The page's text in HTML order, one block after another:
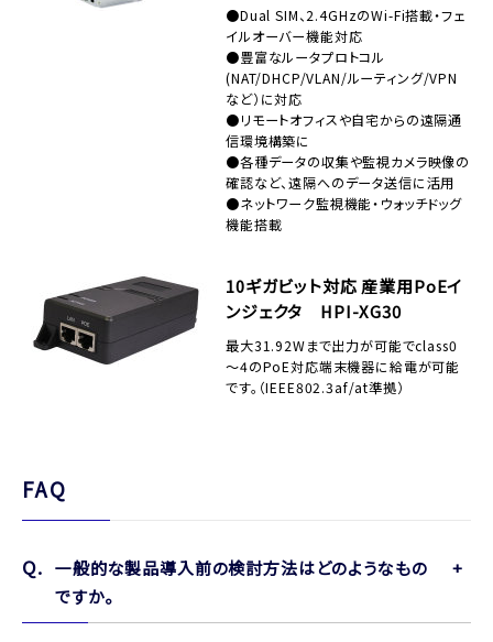
●Dual SIM、2.4GHzのWi-Fi搭載・フェ
イルオーバー機能対応
●豊富なルータプロトコル
(NAT/DHCP/VLAN/ルーティング/VPN
など）に対応
●リモートオフィスや自宅からの遠隔通
信環境構築に
●各種データの収集や監視カメラ映像の
確認など、遠隔へのデータ送信に活用
●ネットワーク監視機能・ウォッチドッグ
機能搭載
10ギガビット対応 産業用PoEイ
ンジェクタ HPI-XG30
最大31.92Wまで出力が可能でclass0
～4のPoE対応端末機器に給電が可能
です。（IEEE802.3af/at準拠）
FAQ
一般的な製品導入前の検討方法はどのようなもの
ですか。